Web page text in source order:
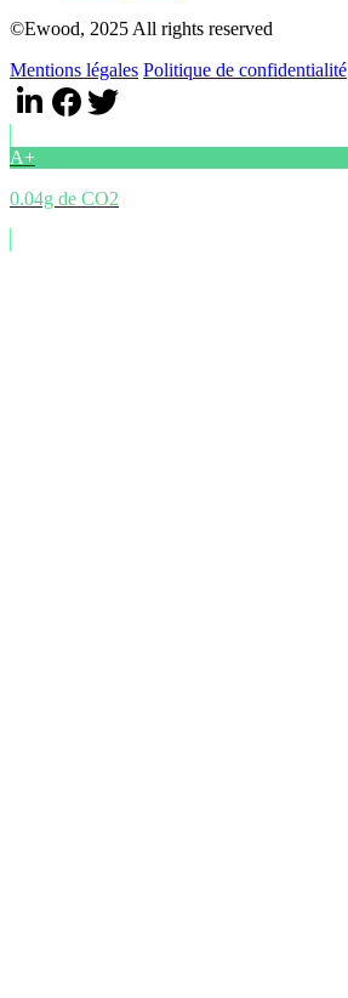
©Ewood, 2025 All rights reserved
Mentions légales Politique de confidentialité
A+
0.04g de CO2